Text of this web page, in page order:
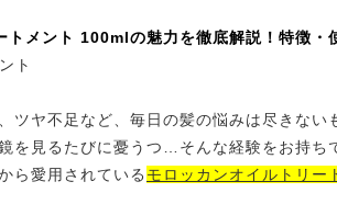
トメント 100mlの魅力を徹底解説！特徴・
ツヤ不足など、毎日の髪の悩みは尽きない
を見るたびに憂うつ…そんな経験をお持ち
ら愛用されている モロッカンオイルトリー